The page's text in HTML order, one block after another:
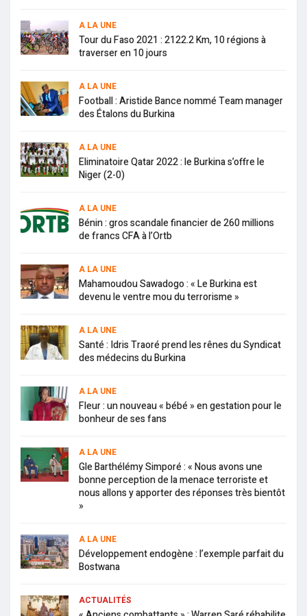
A LA UNE
Tour du Faso 2021 : 2122.2 Km, 10 régions à
traverser en 10 jours
A LA UNE
Football : Aristide Bance nommé Team manager
des Étalons du Burkina
A LA UNE
Eliminatoire Qatar 2022 : le Burkina s’offre le
Niger (2-0)
A LA UNE
Bénin : gros scandale financier de 260 millions
de francs CFA à l’Ortb
A LA UNE
Mahamoudou Sawadogo : « Le Burkina est
devenu le ventre mou du terrorisme »
A LA UNE
Santé : Idris Traoré prend les rênes du Syndicat
des médecins du Burkina
A LA UNE
Fleur : un nouveau « bébé » en gestation pour le
bonheur de ses fans
A LA UNE
Gle Barthélémy Simporé : « Nous avons une
bonne perception de la menace terroriste et
nous allons y apporter des réponses très bientôt
»
A LA UNE
Développement endogène : l’exemple parfait du
Bostwana
ACTUALITÉS